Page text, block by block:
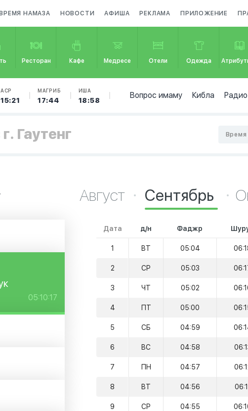
ВРЕМЯ НАМАЗА НОВОСТИ АФИША РЕКЛАМА ПРИЛОЖЕНИЕ
Ресторан Кафе Медресе Отели Одежда
АСР
15:21
МАГРИБ
17:44
ИША
18:58
Вопрос имаму Кибла Радио
Гаутенг Время
05:10:17
Август Сентябрь
Дата д/н Фаджр
1 ВТ 05:04
2 СР 05:03
3 ЧТ 05:02
4 ПТ 05:00
5 СБ 04:59
6 ВС 04:58
7 ПН 04:57
8 ВТ 04:56
9 СР 04:55